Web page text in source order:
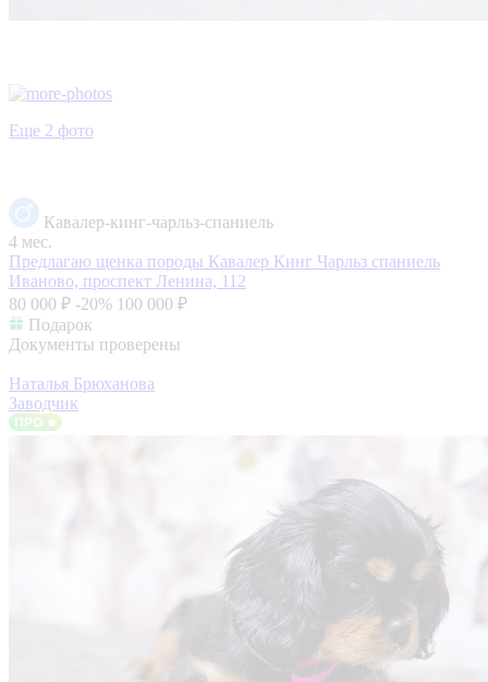
Еще 2 фото
Кавалер-кинг-чарльз-спаниель
4 мес.
Предлагаю щенка породы Кавалер Кинг Чарльз спаниель
Иваново, проспект Ленина, 112
80 000 ₽ -20% 100 000 ₽
Подарок
Документы проверены
Наталья Брюханова
Заводчик